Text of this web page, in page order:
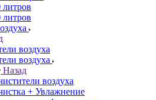
литров
литров
воздуха
воздуха
Назад
воздуха
+ Увлажнение